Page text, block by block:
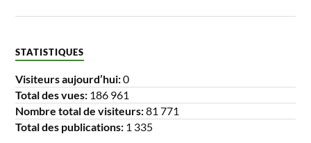
STATISTIQUES
Visiteurs aujourd’hui:0
Total des vues: 186 961
Nombre total de visiteurs:81 771
Total des publications: 1 335